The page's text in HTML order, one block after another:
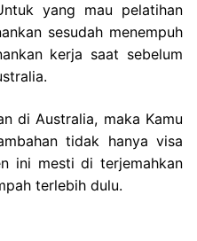
yang mau pelatihan
sesudah menempuh
kerja saat sebelum
di Australia, maka Kamu
tidak hanya visa
ini mesti di terjemahkan
terlebih dulu.